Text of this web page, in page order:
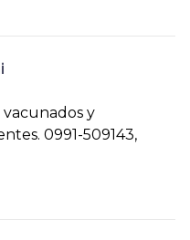
vacunados y
0991-509143,